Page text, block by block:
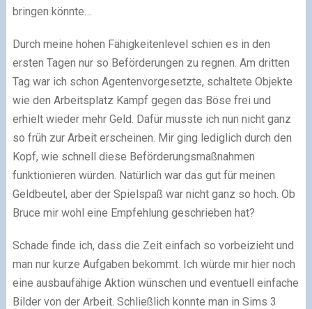
bringen könnte…
Durch meine hohen Fähigkeitenlevel schien es in den
ersten Tagen nur so Beförderungen zu regnen. Am dritten
Tag war ich schon Agentenvorgesetzte, schaltete Objekte
wie den Arbeitsplatz Kampf gegen das Böse frei und
erhielt wieder mehr Geld. Dafür musste ich nun nicht ganz
so früh zur Arbeit erscheinen. Mir ging lediglich durch den
Kopf, wie schnell diese Beförderungsmaßnahmen
funktionieren würden. Natürlich war das gut für meinen
Geldbeutel, aber der Spielspaß war nicht ganz so hoch. Ob
Bruce mir wohl eine Empfehlung geschrieben hat?
Schade finde ich, dass die Zeit einfach so vorbeizieht und
man nur kurze Aufgaben bekommt. Ich würde mir hier noch
eine ausbaufähige Aktion wünschen und eventuell einfache
Bilder von der Arbeit. Schließlich konnte man in Sims 3